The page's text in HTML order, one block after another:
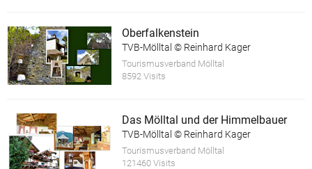
Oberfalkenstein
TVB-Mölltal © Reinhard Kager
Tourismusverband Mölltal
8592 Visits
Das Mölltal und der Himmelbauer
TVB-Mölltal © Reinhard Kager
Tourismusverband Mölltal
121460 Visits